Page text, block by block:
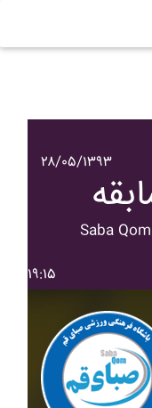
۲۸/۰۵/۱۳۹۳
Saba
۱۹:۱۵